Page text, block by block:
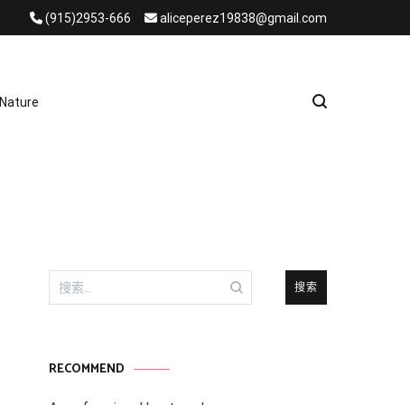
(915)2953-666 aliceperez19838@gmail.com
Nature
搜
索：
RECOMMEND